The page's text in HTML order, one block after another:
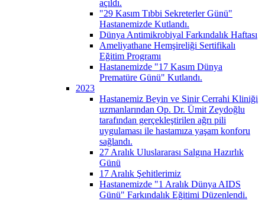
açıldı.
"29 Kasım Tıbbi Sekreterler Günü"
Hastanemizde Kutlandı.
Dünya Antimikrobiyal Farkındalık Haftası
Ameliyathane Hemşireliği Sertifikalı
Eğitim Programı
Hastanemizde "17 Kasım Dünya
Prematüre Günü" Kutlandı.
2023
Hastanemiz Beyin ve Sinir Cerrahi Kliniği
uzmanlarından Op. Dr. Ümit Zeydoğlu
tarafından gerçekleştirilen ağrı pili
uygulaması ile hastamıza yaşam konforu
sağlandı.
27 Aralık Uluslararası Salgına Hazırlık
Günü
17 Aralık Şehitlerimiz
Hastanemizde "1 Aralık Dünya AIDS
Günü" Farkındalık Eğitimi Düzenlendi.